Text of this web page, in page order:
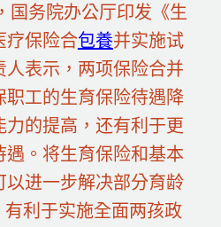
国务院办公厅印发《生
疗保险合包養并实施试
人表示，两项保险合并
职工的生育保险待遇降
的提高，还有利于更
。将生育保险和基本
以进一步解决部分育龄
有利于实施全面两孩政